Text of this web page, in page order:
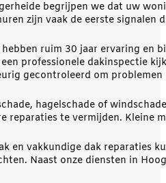
begrijpen we dat uw
zijn vaak de eerste signalen
hebben ruim 30 jaar ervaring
professionele dakinspectie
gecontroleerd om
hagelschade of
reparaties te vermijden. Kleine
en vakkundige dak reparaties
Naast onze diensten in